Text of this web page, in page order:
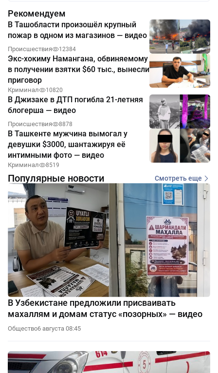
Рекомендуем
В Ташобласти произошёл крупный
пожар в одном из магазинов — видео
Происшествия 12384
Экс-хокиму Намангана, обвиняемому
в получении взятки $60 тыс., вынесли
приговор
Криминал 10820
В Джизаке в ДТП погибла 21-летняя
блогерша — видео
Происшествия 8878
В Ташкенте мужчина вымогал у
девушки $3000, шантажируя её
интимными фото — видео
Криминал 8519
Популярные новости Смотреть еще
В Узбекистане предложили присваивать
махаллям и домам статус «позорных» — видео
Общество6 августа 08:45